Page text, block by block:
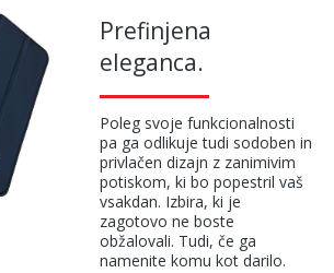
Prefinjena
eleganca.
Poleg svoje funkcionalnosti
pa ga odlikuje tudi sodoben in
privlačen dizajn z zanimivim
potiskom, ki bo popestril vaš
vsakdan. Izbira, ki je
zagotovo ne boste
obžalovali. Tudi, če ga
namenite komu kot darilo.